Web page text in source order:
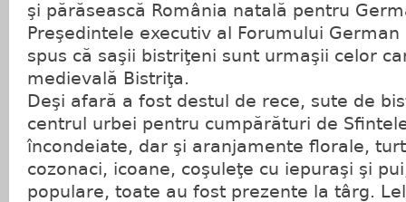
şi părăsească România natală pentru
Preşedintele executiv al Forumului German
spus că saşii bistriţeni sunt urmaşii celor
medievală Bistriţa.
Deşi afară a fost destul de rece, sute de
centrul urbei pentru cumpărături de
încondeiate, dar şi aranjamente florale,
cozonaci, icoane, coşuleţe cu iepuraşi şi
populare, toate au fost prezente la târg.